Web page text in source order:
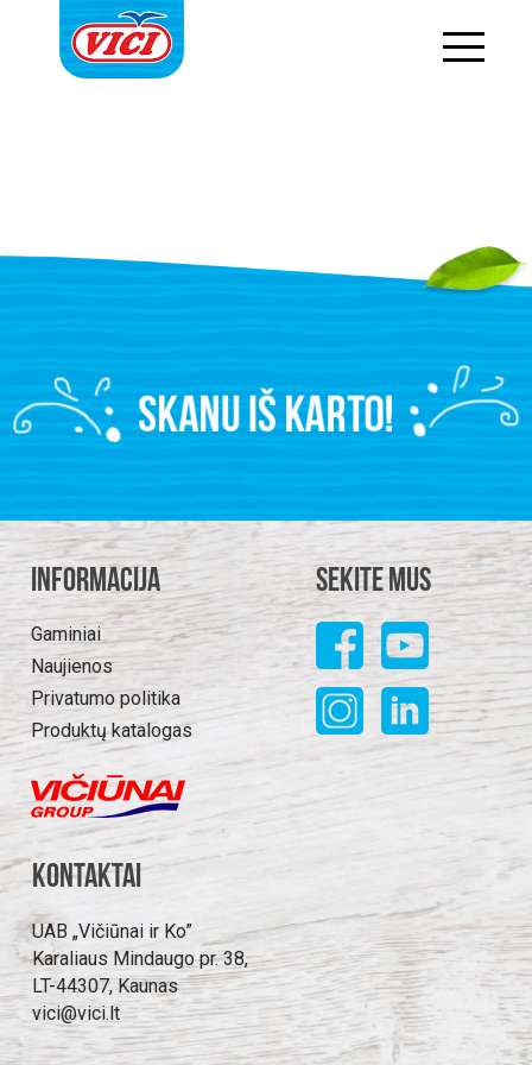
Informacija
Gaminiai
Naujienos
Privatumo politika
Produktų katalogas
Sekite mus
Kontaktai
UAB „Vičiūnai ir Ko”
Karaliaus Mindaugo pr. 38,
LT-44307, Kaunas
vici@vici.lt